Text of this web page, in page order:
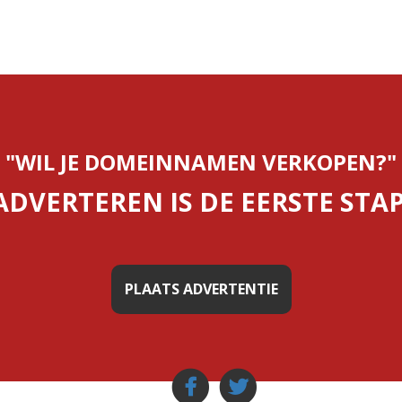
"WIL JE DOMEINNAMEN VERKOPEN?"
IS DE EERSTE
PLAATS ADVERTENTIE